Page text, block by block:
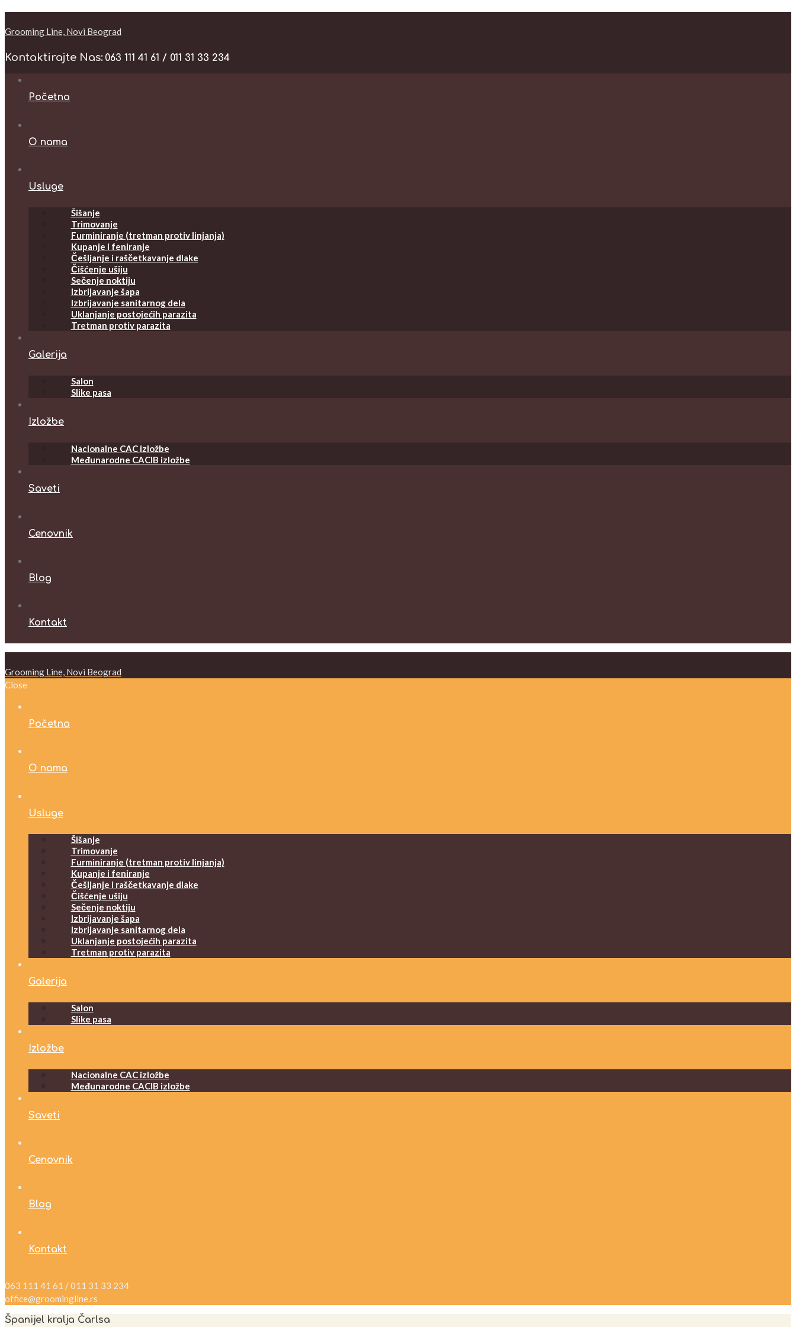
Grooming Line, Novi Beograd
Kontaktirajte Nas: 063 111 41 61 / 011 31 33 234
Početna
O nama
Usluge
Šišanje
Trimovanje
Furminiranje (tretman protiv linjanja)
Kupanje i feniranje
Češljanje i raščetkavanje dlake
Čišćenje ušiju
Sečenje noktiju
Izbrijavanje šapa
Izbrijavanje sanitarnog dela
Uklanjanje postojećih parazita
Tretman protiv parazita
Galerija
Salon
Slike pasa
Izložbe
Nacionalne CAC izložbe
Međunarodne CACIB izložbe
Saveti
Cenovnik
Blog
Kontakt
Grooming Line, Novi Beograd
Close
Početna
O nama
Usluge
Šišanje
Trimovanje
Furminiranje (tretman protiv linjanja)
Kupanje i feniranje
Češljanje i raščetkavanje dlake
Čišćenje ušiju
Sečenje noktiju
Izbrijavanje šapa
Izbrijavanje sanitarnog dela
Uklanjanje postojećih parazita
Tretman protiv parazita
Galerija
Salon
Slike pasa
Izložbe
Nacionalne CAC izložbe
Međunarodne CACIB izložbe
Saveti
Cenovnik
Blog
Kontakt
063 111 41 61 / 011 31 33 234
office@groomingline.rs
Španijel kralja Čarlsa